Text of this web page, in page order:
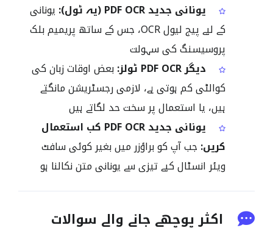
یونانی جدید PDF OCR (یہ ٹول):
یونانی
کے لیے پیج لیول OCR، جس کے ساتھ پریمیم بلک
پروسیسنگ کی سہولت
دیگر PDF OCR ٹولز:
بعض اوقات زبان کی
کوالٹی کم ہوتی ہے، لازمی رجسٹریشن مانگتے
ہیں، یا استعمال پر سخت حد لگاتے ہیں
یونانی جدید PDF OCR کب استعمال
کریں: جب آپ کو براؤزر میں بغیر کوئی سافٹ
ویئر انسٹال کیے تیزی سے یونانی متن نکالنا ہو
اکثر پوچھے جانے والے سوالات